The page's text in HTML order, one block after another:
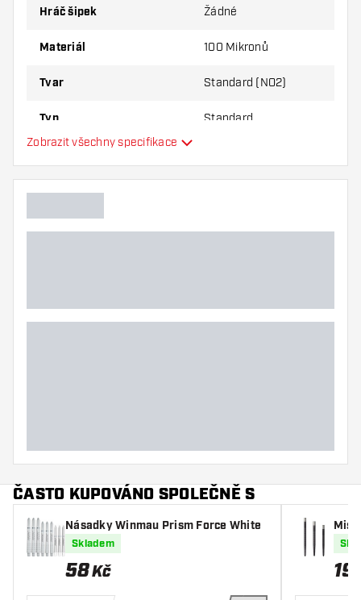
Vyzkoušejte jiný tvar, materiál nebo tloušťku
vyhovuje nejlépe!
Hráč šipek Žádné
Materiál 100 Mikronů
Tvar Standard (NO2)
Typ Standard
Hlavní barva
Zobrazit všechny specifikace
ČASTO KUPOVÁNO SPOLEČNĚ S
Násadky Winmau Prism Force White
Skladem
58Kč